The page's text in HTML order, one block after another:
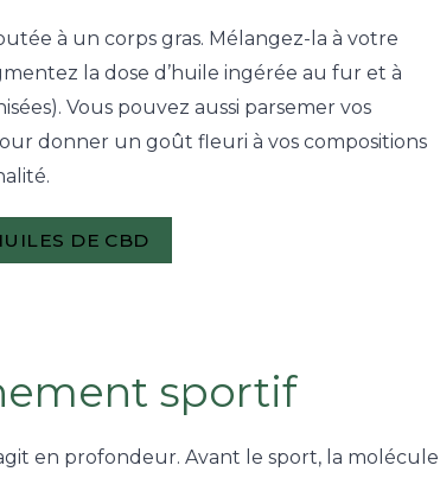
à un corps gras. Mélangez-la à votre
la dose d’huile ingérée au fur et à
Vous pouvez aussi parsemer vos
donner un goût fleuri à vos compositions
DE CBD
sportif
en profondeur. Avant le sport, la molécule